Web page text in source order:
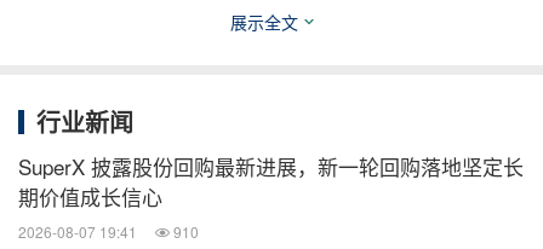
前在亚马逊云科技海外区域可用。亚马逊云科技中国
区域相关云服务由西云数据和光环新网运营，具体信
息以中国区域官网为准。
展示全文
行业新闻
SuperX 披露股份回购最新进展，新一轮回购落地坚定长
期价值成长信心
2026-08-07 19:41 910